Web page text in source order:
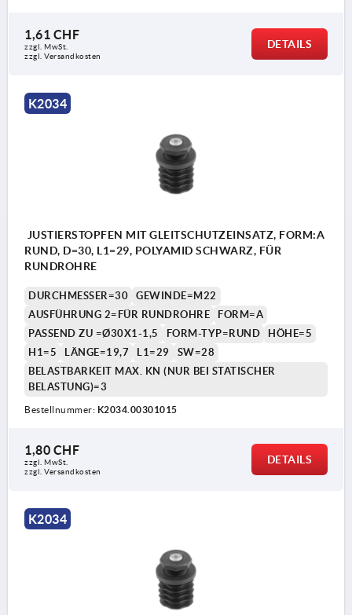
1,61 CHF
zzgl. MwSt.
zzgl. Versandkosten
DETAILS
K2034
JUSTIERSTOPFEN MIT GLEITSCHUTZEINSATZ, FORM:A
RUND, D=30, L1=29, POLYAMID SCHWARZ, FÜR
RUNDROHRE
DURCHMESSER=30
GEWINDE=M22
AUSFÜHRUNG 2=FÜR RUNDROHRE
FORM=A
PASSEND ZU =Ø30X1-1,5
FORM-TYP=RUND
HÖHE=5
H1=5
LÄNGE=19,7 L1=29
SW=28
BELASTBARKEIT MAX. KN (NUR BEI STATISCHER
BELASTUNG)=3
Bestellnummer: K2034.00301015
1,80 CHF
zzgl. MwSt.
zzgl. Versandkosten
DETAILS
K2034